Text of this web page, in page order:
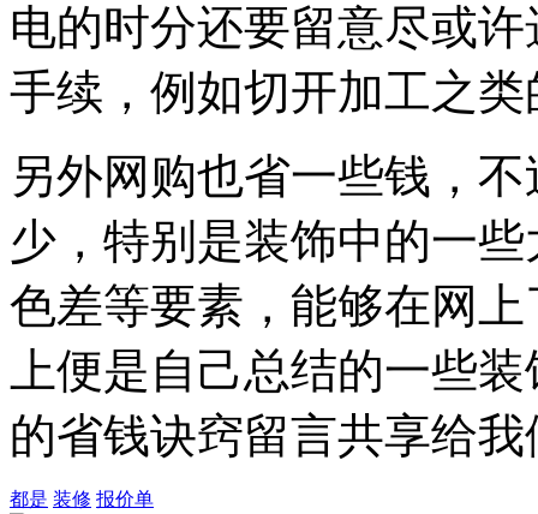
电的时分还要留意尽或
手续，例如切开加工之
另外网购也省一些钱，
少，特别是装饰中的一
色差等要素，能够在网
上便是自己总结的一些
的省钱诀窍留言共享给我
都是 装修 报价单